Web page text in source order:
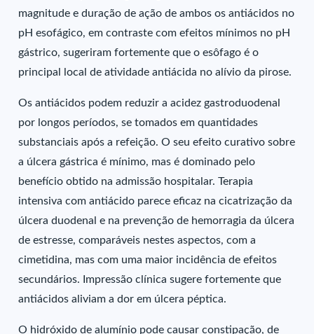
magnitude e duração de ação de ambos os antiácidos no
pH esofágico, em contraste com efeitos mínimos no pH
gástrico, sugeriram fortemente que o esôfago é o
principal local de atividade antiácida no alívio da pirose.
Os antiácidos podem reduzir a acidez gastroduodenal
por longos períodos, se tomados em quantidades
substanciais após a refeição. O seu efeito curativo sobre
a úlcera gástrica é mínimo, mas é dominado pelo
benefício obtido na admissão hospitalar. Terapia
intensiva com antiácido parece eficaz na cicatrização da
úlcera duodenal e na prevenção de hemorragia da úlcera
de estresse, comparáveis nestes aspectos, com a
cimetidina, mas com uma maior incidência de efeitos
secundários. Impressão clínica sugere fortemente que
antiácidos aliviam a dor em úlcera péptica.
O hidróxido de alumínio pode causar constipação, de